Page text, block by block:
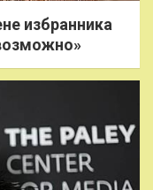
избранника